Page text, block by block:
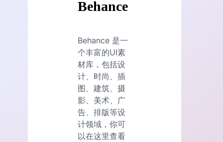
Behance
Behance 是一
个丰富的UI素
材库，包括设
计、时尚、插
图、建筑、摄
影、美术、广
告、排版等设
计领域，你可
以在这里查看